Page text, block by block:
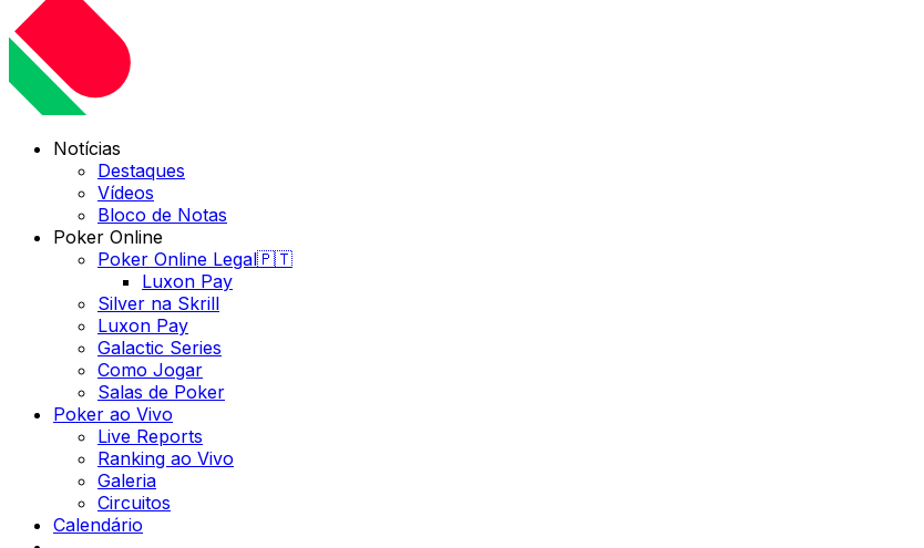
Notícias
Destaques
Vídeos
Bloco de Notas
Poker Online
Poker Online Legal🇵🇹
Luxon Pay
Silver na Skrill
Luxon Pay
Galactic Series
Como Jogar
Salas de Poker
Poker ao Vivo
Live Reports
Ranking ao Vivo
Galeria
Circuitos
Calendário